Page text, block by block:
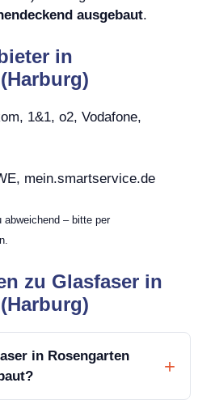
ausgebaut.
in
1&1, o2, Vodafone,
mein.smartservice.de
abweichend – bitte per
zu Glasfaser in
in Rosengarten